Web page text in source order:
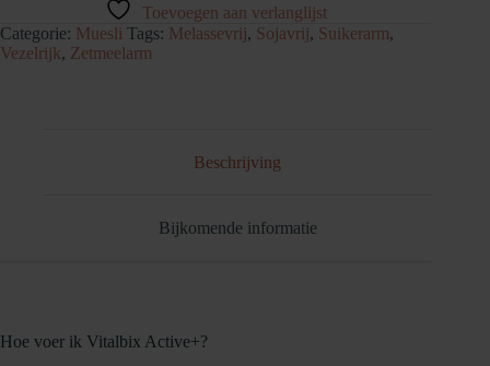
Toevoegen aan verlanglijst
Categorie: Muesli Tags: Melassevrij, Sojavrij, Suikerarm,
Vezelrijk, Zetmeelarm
Beschrijving
Bijkomende informatie
Hoe voer ik Vitalbix Active+?